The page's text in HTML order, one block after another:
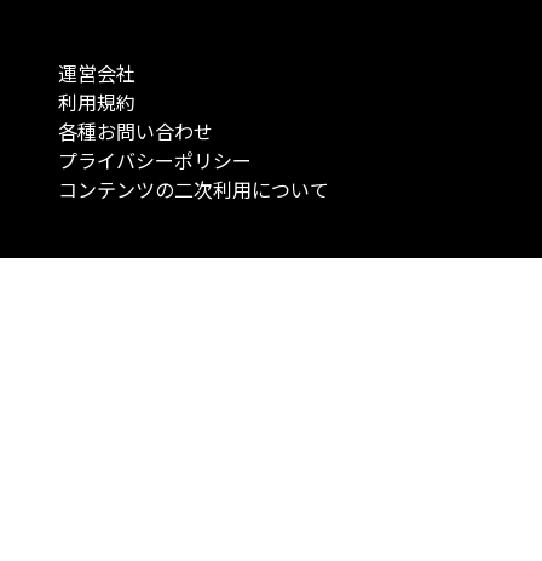
運営会社
利用規約
各種お問い合わせ
プライバシーポリシー
コンテンツの二次利用について